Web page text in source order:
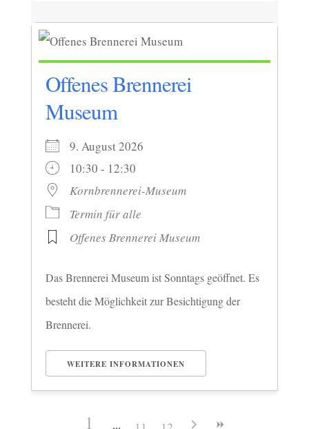
Offenes Brennerei
Museum
9. August 2026
10:30 - 12:30
Kornbrennerei-Museum
Termin für alle
Offenes Brennerei Museum
Das Brennerei Museum ist Sonntags geöffnet. Es
besteht die Möglichkeit zur Besichtigung der
Brennerei.
WEITERE INFORMATIONEN
1